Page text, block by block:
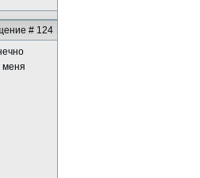
# 124
меня